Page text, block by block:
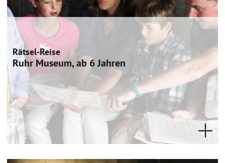
Rätsel-Reise
Ruhr Museum, ab 6 Jahren